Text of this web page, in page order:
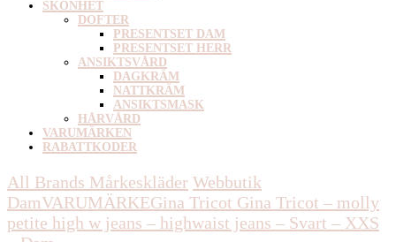
SKÖNHET
DOFTER
PRESENTSET DAM
PRESENTSET HERR
ANSIKTSVÅRD
DAGKRÄM
NATTKRÄM
ANSIKTSMASK
HÅRVÅRD
VARUMÄRKEN
RABATTKODER
All Brands Mårkeskläder Webbutik
DamVARUMÄRKEGina Tricot Gina Tricot – molly
petite high w jeans – highwaist jeans – Svart – XXS